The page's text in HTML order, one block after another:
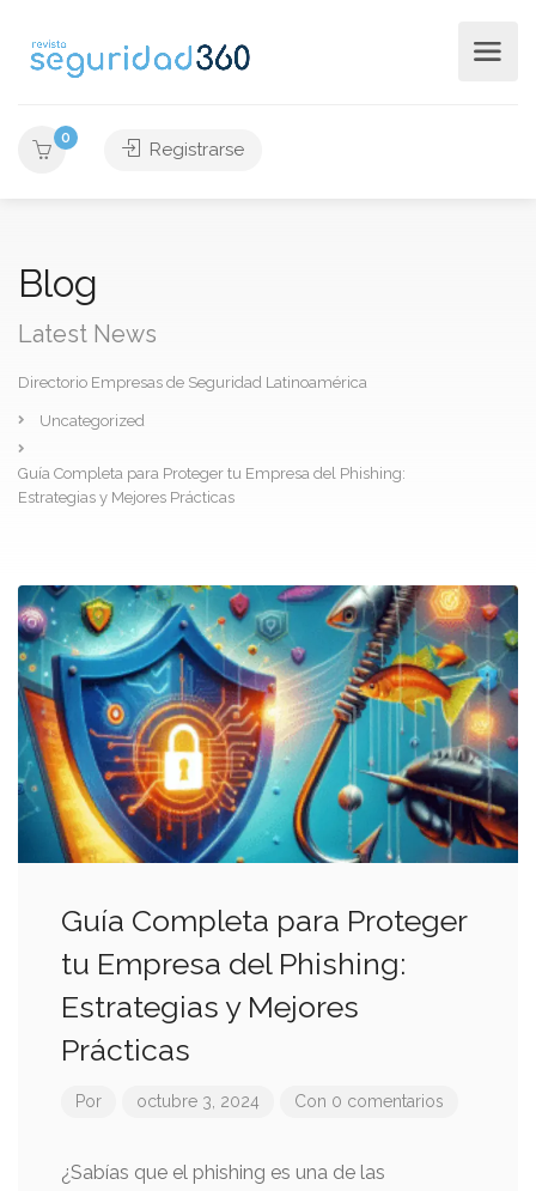
0
Registrarse
Blog
Latest News
Directorio Empresas de Seguridad Latinoamérica
Uncategorized
Guía Completa para Proteger tu Empresa del Phishing:
Estrategias y Mejores Prácticas
Guía Completa para Proteger
tu Empresa del Phishing:
Estrategias y Mejores
Prácticas
Por octubre 3, 2024 Con 0 comentarios
¿Sabías que el phishing es una de las